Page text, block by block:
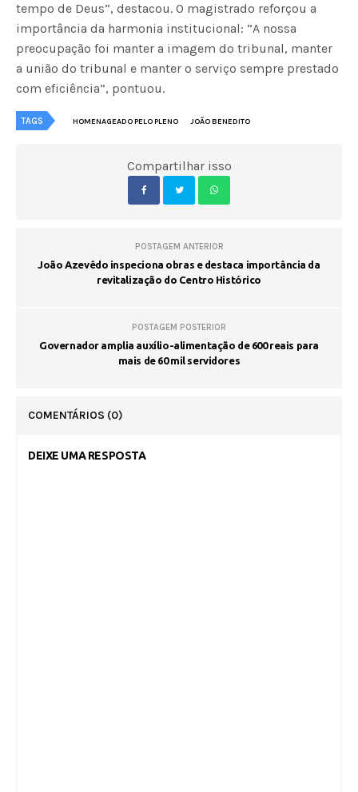
tempo de Deus”, destacou. O magistrado reforçou a
importância da harmonia institucional: “A nossa
preocupação foi manter a imagem do tribunal, manter
a união do tribunal e manter o serviço sempre prestado
com eficiência”, pontuou.
TAGS HOMENAGEADO PELO PLENO JOÃO BENEDITO
Compartilhar isso
POSTAGEM ANTERIOR
João Azevêdo inspeciona obras e destaca importância da
revitalização do Centro Histórico
POSTAGEM POSTERIOR
Governador amplia auxílio-alimentação de 600 reais para
mais de 60 mil servidores
COMENTÁRIOS (0)
DEIXE UMA RESPOSTA